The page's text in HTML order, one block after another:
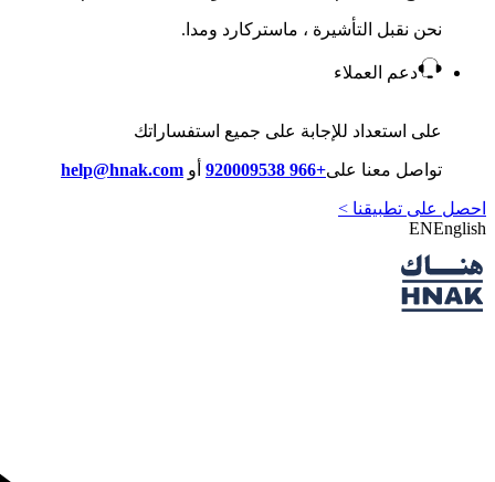
نحن نقبل التأشيرة ، ماستركارد ومدا.
دعم العملاء
على استعداد للإجابة على جميع استفساراتك
تواصل معنا على+966 920009538 أو help@hnak.com
احصل على تطبيقنا >
ENEnglish